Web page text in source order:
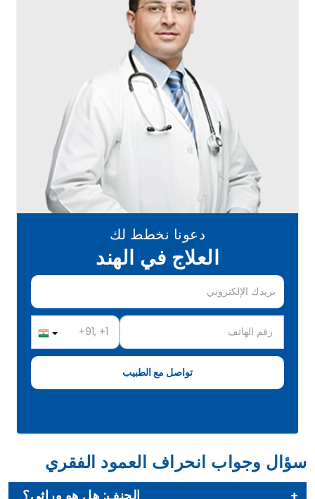
دعونا نخطط لك
العلاج في الهند
سؤال وجواب انحراف العمود الفقري
الجنف: هل هو وراثي؟